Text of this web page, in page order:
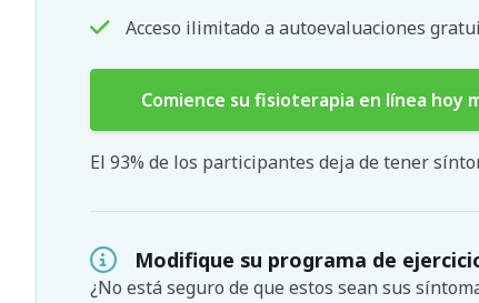
Acceso ilimitado a autoevaluaciones
Comience su fisioterapia en línea hoy
El 93% de los participantes deja de tener
Modifique su programa de
¿No está seguro de que estos sean sus